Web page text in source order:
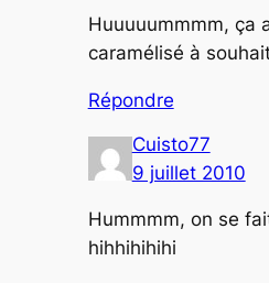
Huuuuummmm, ça
caramélisé à
Répondre
Cuisto77
9 juillet 2010
Hummmm, on se
hihhihihihi